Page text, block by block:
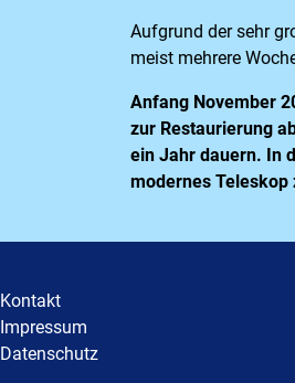
Aufgrund der sehr
meist mehrere
Anfang November
zur Restaurierung
ein Jahr dauern. In
modernes Teleskop
Kontakt
Impressum
Datenschutz